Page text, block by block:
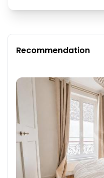
Recommendation